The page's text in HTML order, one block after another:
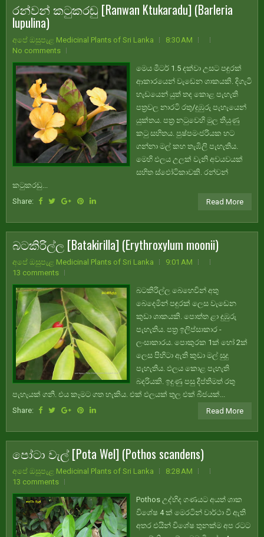
රන්වන් කටුකරඬු [Ranwan Ktukaradu] (Barleria
lupulina)
අපේ ඔසුපැළ Medicinal Plants of Sri Lanka
8:30 AM
No comments
මෙය මීටර් 1.5 දක්වා උසට පඳුරක්
ආකාරයෙන් වැඩෙන ශාකයකි. දිගැටි
හැඩයෙන් යුත් තද කොළ පැහැති
පත්‍රවල නාරටි රතු/දුඹුරු පැහැයෙන්
යුක්තය. පත්‍ර නටුවෙහි මුල තියුණු
කටු සහිතය. පුෂ්පමංජරියක හට
ගන්නා මල් කහ තැඹිලි පැහැතිය.
මෙහි ඵලය උලක් වැනි අවයවයක්
සහිත ස්ඵෝටිකාවකි. රන්වන්
කටුකරඬු...
Share:
Read More
බටකිරිල්ල [Batakirilla] (Erythroxylum moonii)
අපේ ඔසුපැළ Medicinal Plants of Sri Lanka
9:01 AM
13 comments
බටකිරිල්ල බෙහෙවින් අතු
බෙදෙමින් පඳුරක් ලෙස වැඩෙන
කුඩා ශාකයකි. පොත්ත ළා දුඹුරු
පැහැතිය. පත්‍ර ඉලිප්සාකාර -
ලංසාකාරය. පොකුරක 1ක් හෝ 2ක්
ලෙස පිහිටා ඇති කුඩා මල් සුදු
පැහැතිය. ඵලය කොළ පැහැති
බදරියකි. ඉදුණු පසු දීප්තිමත් රතු
පැහැයක් ගනී. එය කෑමට ගත හැකිය. එක් ඵලයක් තුල එක් බීජයක්...
Share:
Read More
පෝටා වැල් [Pota Wel] (Pothos scandens)
අපේ ඔසුපැළ Medicinal Plants of Sri Lanka
8:28 AM
13 comments
Pothos උද්භිද ගණයට අයත් ශාක
විශේෂ 4 ක් මෙරටින් වාර්ථා වී ඇති
අතර එයින් විශේෂ තුනක්ම අප රටට